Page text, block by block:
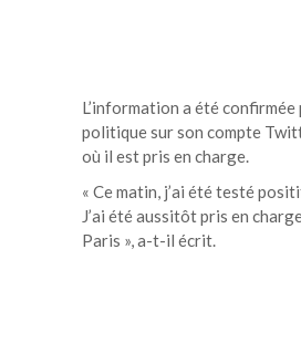
L’information a été confirmée
politique sur son compte
où il est pris en charge.
« Ce matin, j’ai été testé
J’ai été aussitôt pris en
Paris », a-t-il écrit.